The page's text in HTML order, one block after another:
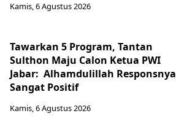
Kamis, 6 Agustus 2026
Tawarkan 5 Program, Tantan
Sulthon Maju Calon Ketua PWI
Jabar: Alhamdulillah Responsnya
Sangat Positif
Kamis, 6 Agustus 2026